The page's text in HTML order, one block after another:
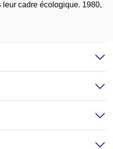
cadre écologique. 1980,